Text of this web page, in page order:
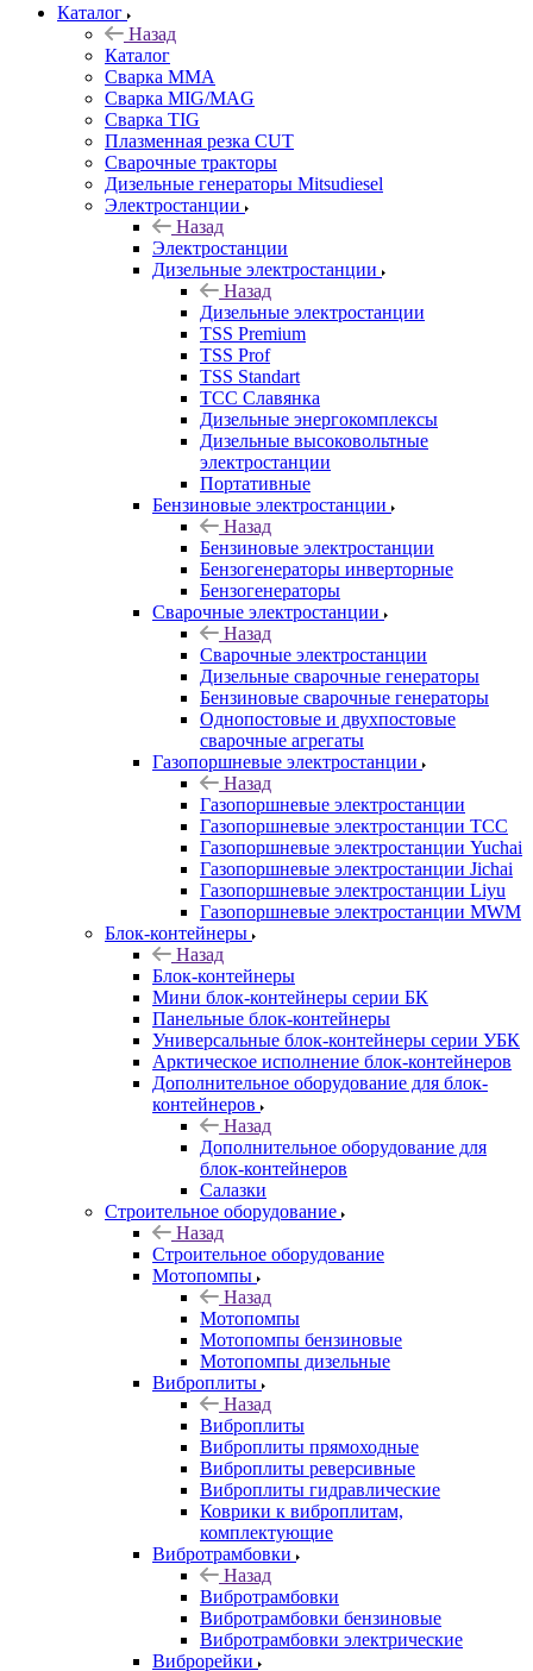
Каталог
Назад
Каталог
Сварка MMA
Сварка MIG/MAG
Сварка TIG
Плазменная резка CUT
Сварочные тракторы
Дизельные генераторы Mitsudiesel
Электростанции
Назад
Электростанции
Дизельные электростанции
Назад
Дизельные электростанции
TSS Premium
TSS Prof
TSS Standart
ТСС Славянка
Дизельные энергокомплексы
Дизельные высоковольтные
электростанции
Портативные
Бензиновые электростанции
Назад
Бензиновые электростанции
Бензогенераторы инверторные
Бензогенераторы
Сварочные электростанции
Назад
Сварочные электростанции
Дизельные сварочные генераторы
Бензиновые сварочные генераторы
Однопостовые и двухпостовые
сварочные агрегаты
Газопоршневые электростанции
Назад
Газопоршневые электростанции
Газопоршневые электростанции ТСС
Газопоршневые электростанции Yuchai
Газопоршневые электростанции Jichai
Газопоршневые электростанции Liyu
Газопоршневые электростанции MWM
Блок-контейнеры
Назад
Блок-контейнеры
Мини блок-контейнеры серии БК
Панельные блок-контейнеры
Универсальные блок-контейнеры серии УБК
Арктическое исполнение блок-контейнеров
Дополнительное оборудование для блок-
контейнеров
Назад
Дополнительное оборудование для
блок-контейнеров
Салазки
Строительное оборудование
Назад
Строительное оборудование
Мотопомпы
Назад
Мотопомпы
Мотопомпы бензиновые
Мотопомпы дизельные
Виброплиты
Назад
Виброплиты
Виброплиты прямоходные
Виброплиты реверсивные
Виброплиты гидравлические
Коврики к виброплитам,
комплектующие
Вибротрамбовки
Назад
Вибротрамбовки
Вибротрамбовки бензиновые
Вибротрамбовки электрические
Виброрейки